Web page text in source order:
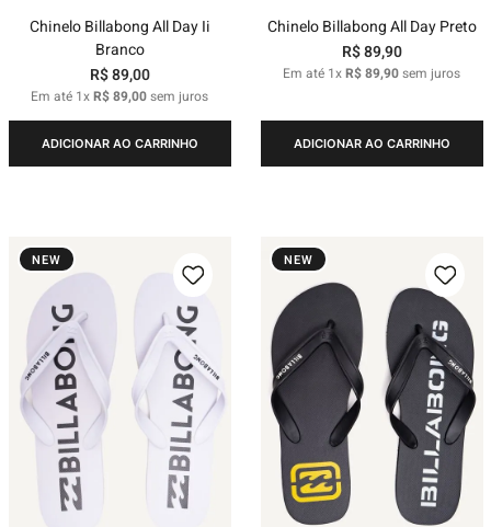
Chinelo Billabong All Day Ii
Branco
R$89,00
Em até 1xR$89,00sem juros
ADICIONAR AO CARRINHO
Chinelo Billabong All Day Preto
R$89,90
Em até 1xR$89,90sem juros
ADICIONAR AO CARRINHO
NEW NEW